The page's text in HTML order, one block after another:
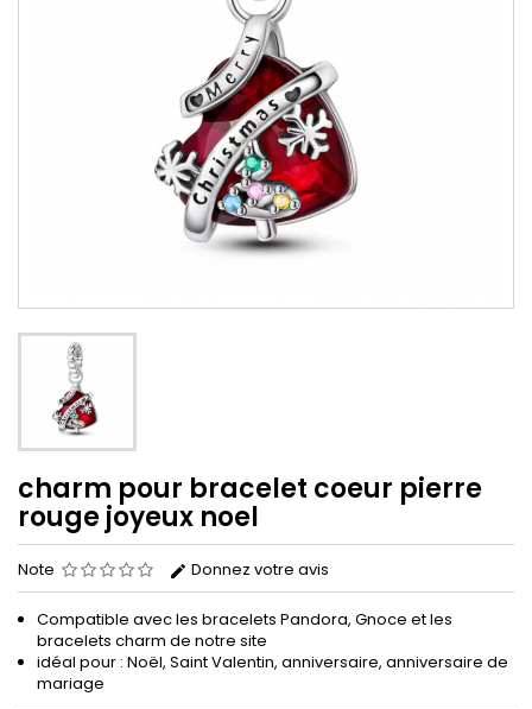
charm pour bracelet coeur pierre
rouge joyeux noel
Note Donnez votre avis
Compatible avec les bracelets Pandora, Gnoce et les
bracelets charm de notre site
idéal pour : Noël, Saint Valentin, anniversaire, anniversaire de
mariage